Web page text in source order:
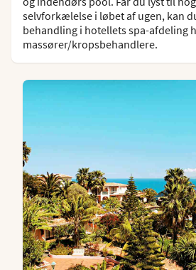
selvforkælelse i løbet af ugen, kan
behandling i hotellets spa-afdeling
massører/kropsbehandlere.